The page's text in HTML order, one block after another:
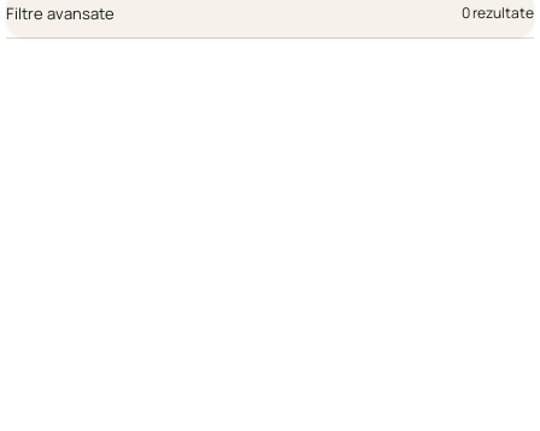
Filtre avansate 0 rezultate